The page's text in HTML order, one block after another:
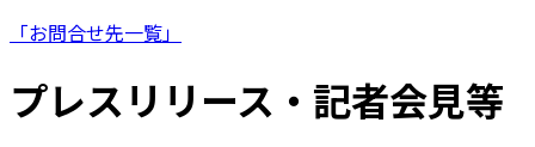
「お問合せ先一覧」
プレスリリース・記者会見等